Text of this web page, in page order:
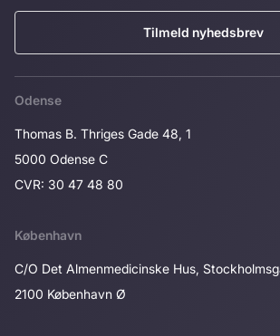
Tilmeld nyhedsbrev
Odense
Thomas B. Thriges Gade 48, 1
5000 Odense C
CVR: 30 47 48 80
København
C/O Det Almenmedicinske Hus,
2100 København Ø